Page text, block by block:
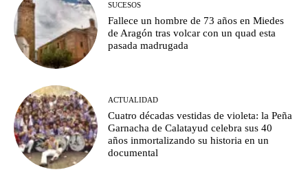
SUCESOS
Fallece un hombre de 73 años en Miedes
de Aragón tras volcar con un quad esta
pasada madrugada
ACTUALIDAD
Cuatro décadas vestidas de violeta: la Peña
Garnacha de Calatayud celebra sus 40
años inmortalizando su historia en un
documental